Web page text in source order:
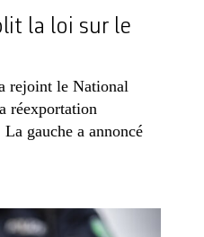
la loi sur le
rejoint le National
réexportation
gauche a annoncé